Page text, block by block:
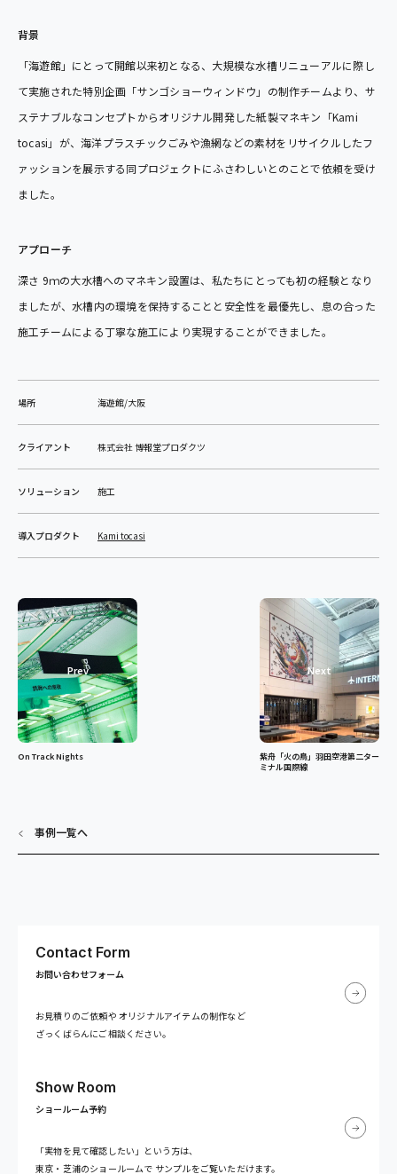
背景
「海遊館」にとって開館以来初となる、大規模な水槽リニューアルに際し
て実施された特別企画「サンゴショーウィンドウ」の制作チームより、サ
ステナブルなコンセプトからオリジナル開発した紙製マネキン「Kami
tocasi 」が、海洋プラスチックごみや漁網などの素材をリサイクルしたフ
ァッションを展示する同プロジェクトにふさわしいとのことで依頼を受け
ました。
アプローチ
深さ 9ｍの大水槽へのマネキン設置は、私たちにとっても初の経験となり
ましたが、水槽内の環境を保持することと安全性を最優先し、息の合った
施工チームによる丁寧な施工により実現することができました。
場所 海遊館/大阪
クライアント 株式会社 博報堂プロダクツ
ソリューション 施工
導入プロダクト Kami tocasi
Prev
On Track Nights
Next
紫舟「火の鳥」羽田空港第二ター
ミナル国際線
事例一覧へ
Contact Form
お問い合わせフォーム
お見積りのご依頼や オリジナルアイテムの制作など
ざっくばらんにご相談ください。
Show Room
ショールーム予約
「実物を見て確認したい」という方は、
東京・芝浦のショールームで サンプルをご覧いただけます。